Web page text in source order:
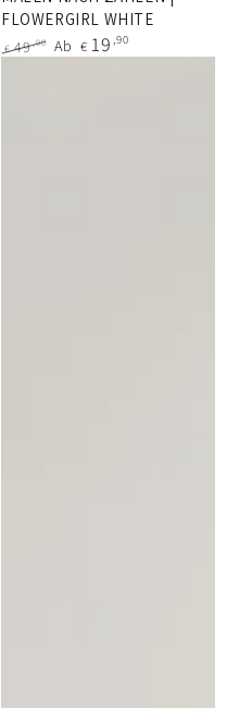
FLOWERGIRL WHITE
Regulärer
€ 49,90
Verkaufspreis
Ab € 19 ,90